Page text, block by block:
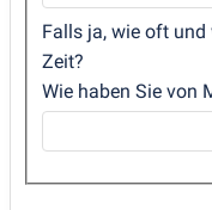
Falls ja, wie oft und
Zeit?
Wie haben Sie von